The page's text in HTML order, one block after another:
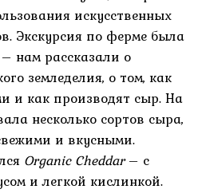
искусственных
Экскурсия по ферме была
нам рассказали о
земледелия, о том, как
и как производят сыр. На
несколько сортов сыра,
и вкусными.
Organic Cheddar– с
и легкой кислинкой.